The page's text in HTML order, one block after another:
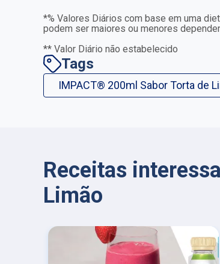
*% Valores Diários com base em uma
podem ser maiores ou menores
** Valor Diário não estabelecido
Tags
IMPACT® 200ml Sabor Torta de
Receitas
Limão